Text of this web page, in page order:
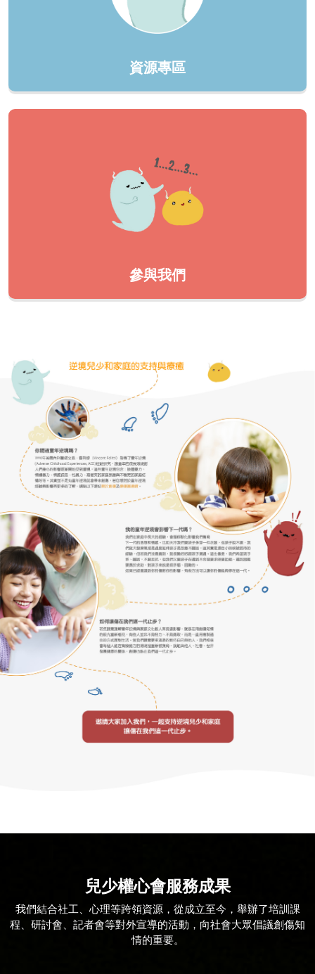
資源專區
參與我們
兒少權心會服務成果
我們結合社工、心理等跨領資源，從成立至今，舉辦了培訓課
程、研討會、記者會等對外宣導的活動，向社會大眾倡議創傷知
情的重要。